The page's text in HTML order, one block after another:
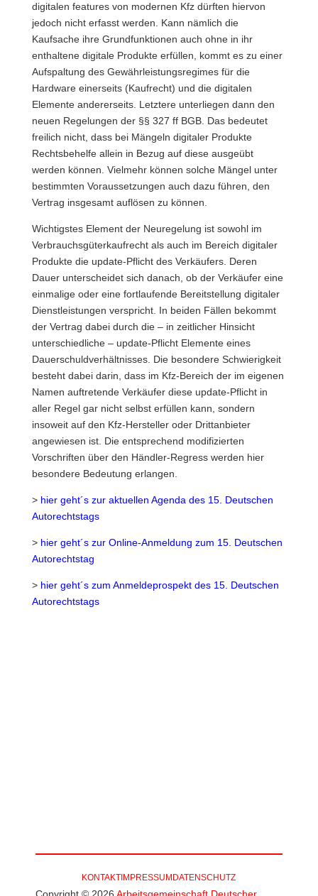
digitalen features von modernen Kfz dürften hiervon
jedoch nicht erfasst werden. Kann nämlich die
Kaufsache ihre Grundfunktionen auch ohne in ihr
enthaltene digitale Produkte erfüllen, kommt es zu einer
Aufspaltung des Gewährleistungsregimes für die
Hardware einerseits (Kaufrecht) und die digitalen
Elemente andererseits. Letztere unterliegen dann den
neuen Regelungen der §§ 327 ff BGB. Das bedeutet
freilich nicht, dass bei Mängeln digitaler Produkte
Rechtsbehelfe allein in Bezug auf diese ausgeübt
werden können. Vielmehr können solche Mängel unter
bestimmten Voraussetzungen auch dazu führen, den
Vertrag insgesamt auflösen zu können.
Wichtigstes Element der Neuregelung ist sowohl im
Verbrauchsgüterkaufrecht als auch im Bereich digitaler
Produkte die update-Pflicht des Verkäufers. Deren
Dauer unterscheidet sich danach, ob der Verkäufer eine
einmalige oder eine fortlaufende Bereitstellung digitaler
Dienstleistungen verspricht. In beiden Fällen bekommt
der Vertrag dabei durch die – in zeitlicher Hinsicht
unterschiedliche – update-Pflicht Elemente eines
Dauerschuldverhältnisses. Die besondere Schwierigkeit
besteht dabei darin, dass im Kfz-Bereich der im eigenen
Namen auftretende Verkäufer diese update-Pflicht in
aller Regel gar nicht selbst erfüllen kann, sondern
insoweit auf den Kfz-Hersteller oder Drittanbieter
angewiesen ist. Die entsprechend modifizierten
Vorschriften über den Händler-Regress werden hier
besondere Bedeutung erlangen.
>hier geht´s zur aktuellen Agenda des 15. Deutschen
Autorechtstags
>hier geht´s zur Online-Anmeldung zum 15. Deutschen
Autorechtstag
>hier geht´s zum Anmeldeprospekt des 15. Deutschen
Autorechtstags
KONTAKT IMPRESSUM DATENSCHUTZ